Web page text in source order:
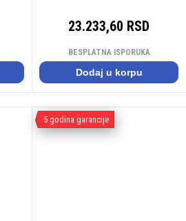
23.233,60 RSD
BESPLATNA ISPORUKA
Dodaj u korpu
5 godina garancije